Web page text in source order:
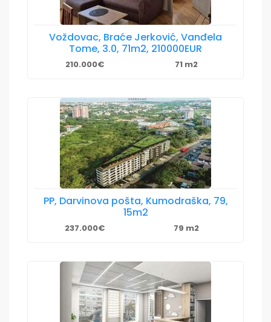
Voždovac, Braće Jerković, Vanđela
Tome, 3.0, 71m2, 210000EUR
210.000€ 71 m2
PP, Darvinova pošta, Kumodraška, 79,
15m2
237.000€ 79 m2